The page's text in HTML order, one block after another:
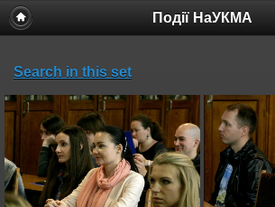
Події НаУКМА
Search in this set